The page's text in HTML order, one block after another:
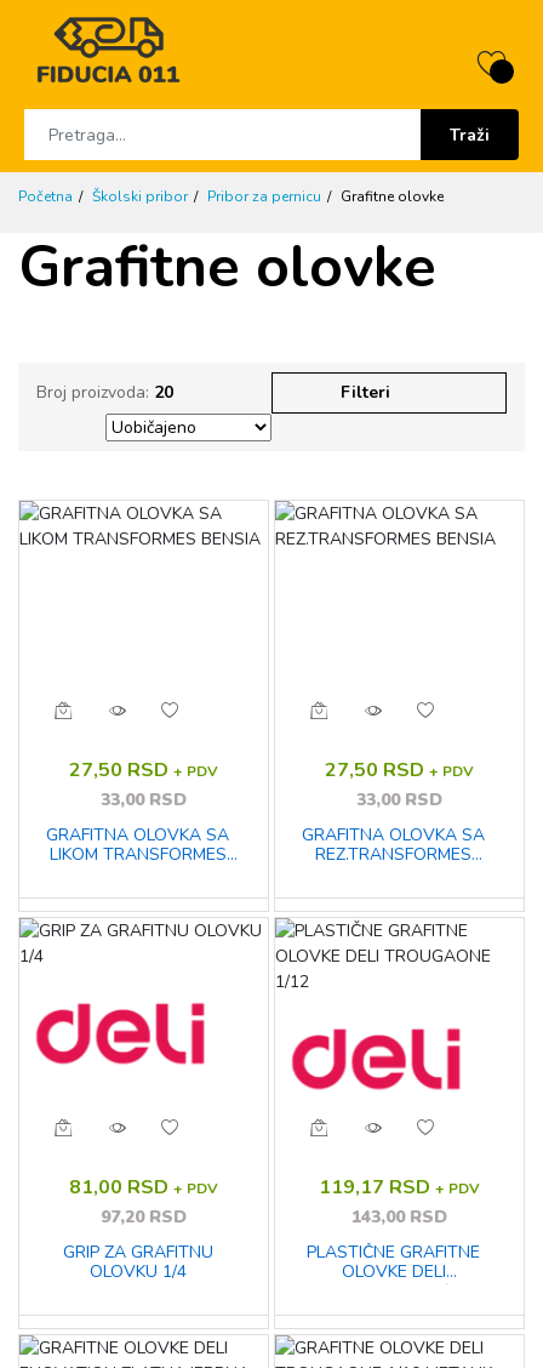
Traži
Početna Školski pribor Pribor za pernicu Grafitne olovke
Grafitne olovke
Broj proizvoda: 20 Filteri
27,50 RSD + PDV
33,00 RSD
GRAFITNA OLOVKA SA
LIKOM TRANSFORMES
27,50 RSD + PDV
33,00 RSD
GRAFITNA OLOVKA SA
REZ.TRANSFORMES
81,00 RSD + PDV
97,20 RSD
GRIP ZA GRAFITNU
OLOVKU 1/4
119,17 RSD + PDV
143,00 RSD
PLASTIČNE GRAFITNE
OLOVKE DELI
TROUGAONE 1/12